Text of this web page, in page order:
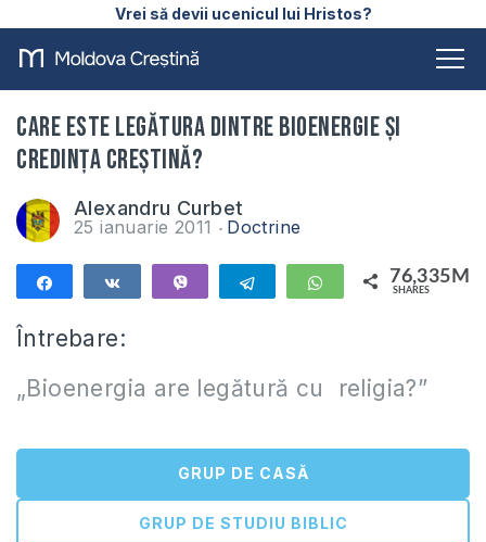
Vrei să devii ucenicul lui Hristos?
Care este legătura dintre bioenergie şi
credinţa creştină?
Alexandru Curbet
25 ianuarie 2011 Doctrine
Share Share Telegram WhatsApp76,335M
SHARES
Întrebare:
„Bioenergia are legătură cu religia?”
GRUP DE CASĂ
GRUP DE STUDIU BIBLIC